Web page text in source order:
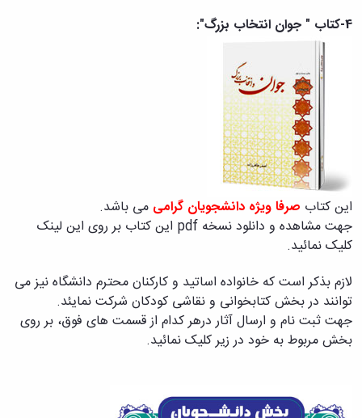
4-کتاب " جوان انتخاب بزرگ":
این کتاب صرفا ویژه دانشجویان گرامی می باشد.
جهت مشاهده و دانلود نسخه pdf این کتاب بر روی این لینک
کلیک نمائید.
لازم بذکر است که خانواده اساتید و کارکنان محترم دانشگاه نیز می
توانند در بخش کتابخوانی و نقاشی کودکان شرکت نمایئد.
جهت ثبت نام و ارسال آثار درهر کدام از قسمت های فوق، بر روی
بخشمربوط به خود در زیر کلیک نمائید.